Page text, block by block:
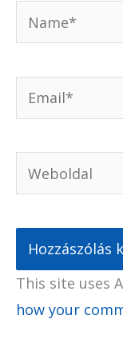
Name*
Email*
Weboldal
This site uses
how your